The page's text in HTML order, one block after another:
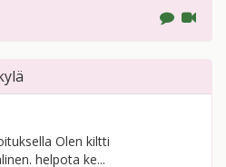
Olen kiltti
helpota ke...